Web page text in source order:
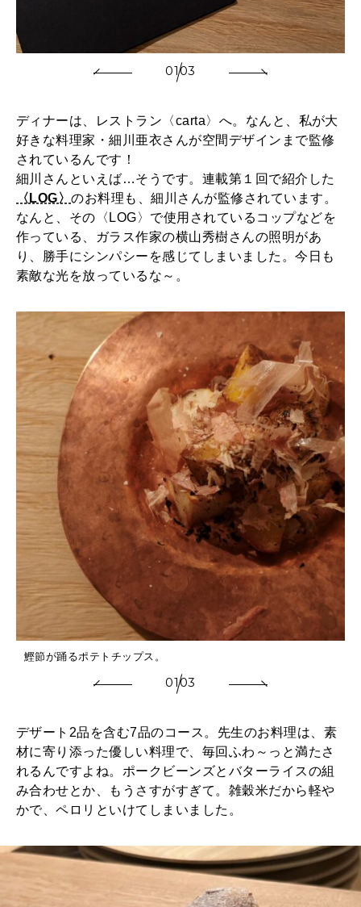
0103
ディナーは、レストラン〈carta〉へ。なんと、私が大
好きな料理家・細川亜衣さんが空間デザインまで監修
されているんです！
細川さんといえば…そうです。連載第１回で紹介した
〈LOG〉のお料理も、細川さんが監修されています。
なんと、その〈LOG〉で使用されているコップなどを
作っている、ガラス作家の横山秀樹さんの照明があ
り、勝手にシンパシーを感じてしまいました。今日も
素敵な光を放っているな～。
鰹節が踊るポテトチップス。
0103
デザート2品を含む7品のコース。先生のお料理は、素
材に寄り添った優しい料理で、毎回ふわ～っと満たさ
れるんですよね。ポークビーンズとバターライスの組
み合わせとか、もうさすがすぎて。雑穀米だから軽や
かで、ペロリといけてしまいました。